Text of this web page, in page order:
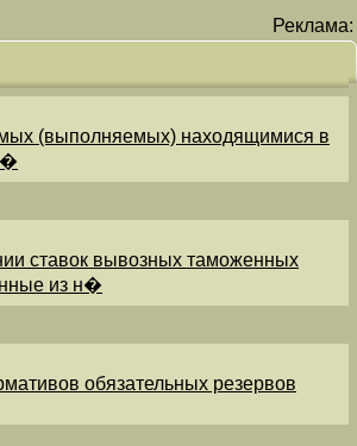
Реклама:
(выполняемых) находящимися в
ставок вывозных таможенных
из н�
обязательных резервов